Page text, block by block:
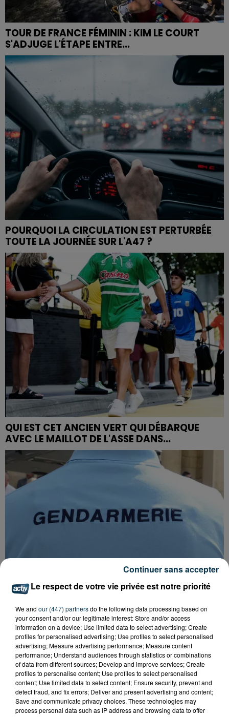
TOUR DE FRANCE FÉMININ : KIM LE COURT
S'ADJUGE L'ÉTAPE ENTRE...
POURQUOI LA CIRCULATION EST PERTURBÉE
TOUTE LA JOURNÉE SUR L'A47 ?
QUI EST CET ANCIEN VERT QUI DÉBARQUE
AVEC LE MAILLOT DE L'ASSE DANS...
FOREZTIVAL : DROGUÉ ET TENANT DES
PROPOS DÉPLACÉS, UN FESTIVALIER A...
Le respect de votre vie privée est notre priorité
We and our (447) partnersdo the following data processing based on
your consent and/or our legitimate interest: Store and/or access
information on a device; Use limited data to select advertising; Create
profiles for personalised advertising; Use profiles to select personalised
advertising; Measure advertising performance; Measure content
performance; Understand audiences through statistics or combinations
of data from different sources; Develop and improve services; Create
profiles to personalise content; Use profiles to select personalised
content; Use limited data to select content; Ensure security, prevent and
detect fraud, and fix errors; Deliver and present advertising and content;
Save and communicate privacy choices. These technologies may
process personal data such as IP address and browsing data to offer
Continuer sans accepter